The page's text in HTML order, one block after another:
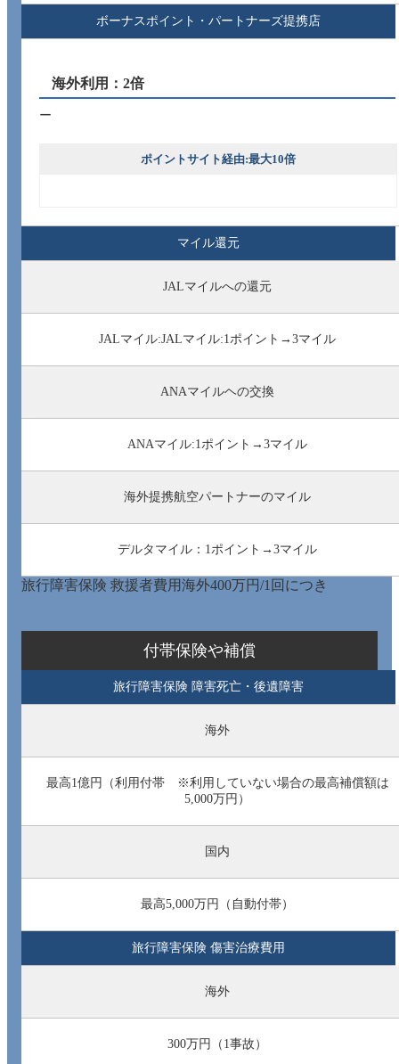
ボーナスポイント・パートナーズ提携店
海外利用：2倍
ー
ポイントサイト経由:最大10倍
マイル還元
JALマイルへの還元
JALマイル:JALマイル:1ポイント→3マイル
ANAマイルヘの交換
ANAマイル:1ポイント→3マイル
海外提携航空パートナーのマイル
デルタマイル：1ポイント→3マイル
旅行障害保険 救援者費用海外400万円/1回につき
付帯保険や補償
旅行障害保険 障害死亡・後遺障害
海外
最高1億円（利用付帯 ※利用していない場合の最高補償額は
5,000万円）
国内
最高5,000万円（自動付帯）
旅行障害保険 傷害治療費用
海外
300万円（1事故）